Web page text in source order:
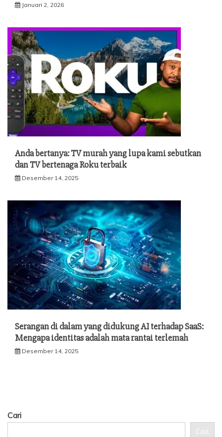
Januari 2, 2026
Anda bertanya: TV murah yang lupa kami sebutkan
dan TV bertenaga Roku terbaik
Desember 14, 2025
Serangan di dalam yang didukung AI terhadap SaaS:
Mengapa identitas adalah mata rantai terlemah
Desember 14, 2025
Cari
Cari